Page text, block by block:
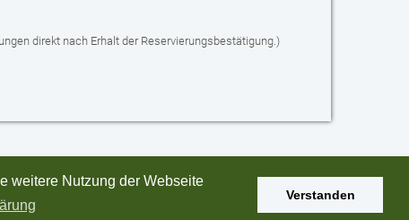
weitere Nutzung der Webseite
Verstanden
direkt nach Erhalt der Reservierungsbestätigung.)